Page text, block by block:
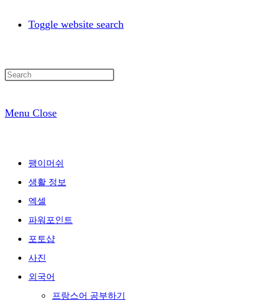
Toggle website search
Menu Close
팽이머쉬
생활 정보
엑셀
파워포인트
포토샵
사진
외국어
프랑스어 공부하기